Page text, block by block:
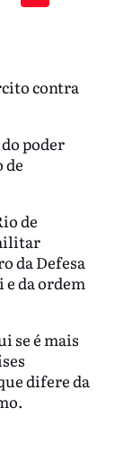
Mute
contra
poder
de
de
da Defesa
da ordem
se é mais
difere da